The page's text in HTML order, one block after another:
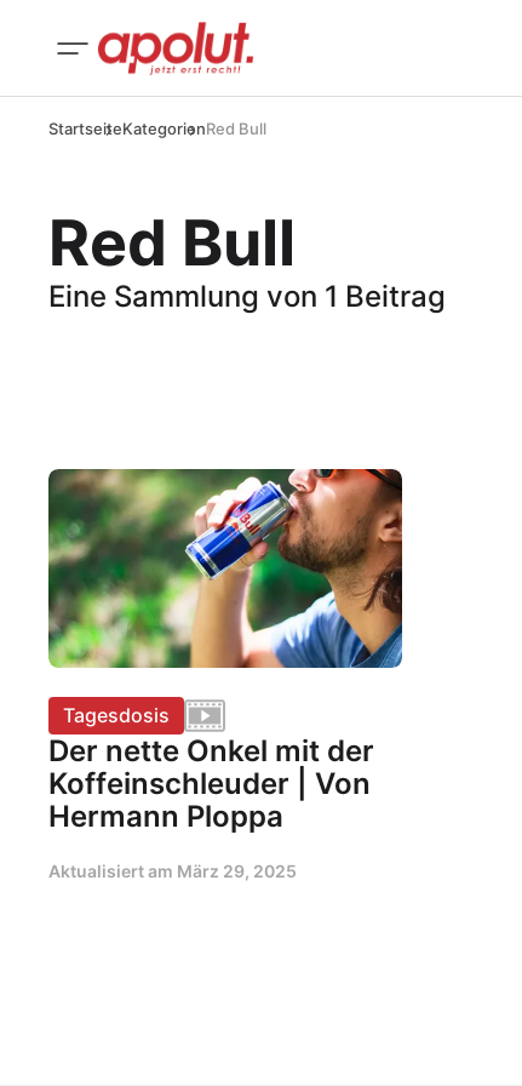
StartseiteKategorienRed Bull
Red Bull
Eine Sammlung von 1 Beitrag
Tagesdosis
Der nette Onkel mit der
Koffeinschleuder | Von
Hermann Ploppa
Aktualisiert am März 29, 2025